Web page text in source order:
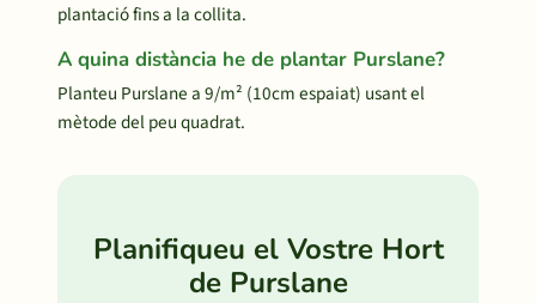
plantació fins a la collita.
A quina distància he de plantar Purslane?
Planteu Purslane a 9/m² (10cm espaiat) usant el
mètode del peu quadrat.
Planifiqueu el Vostre Hort
de Purslane